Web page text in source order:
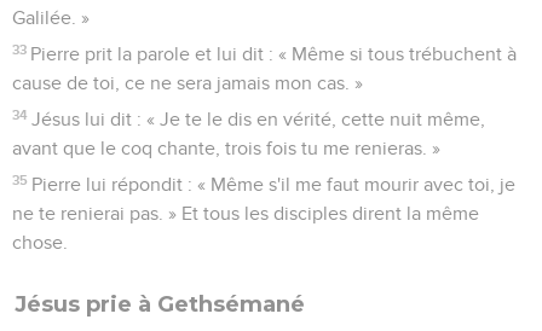
Galilée. »
33 Pierre prit la parole et lui dit : « Même si tous trébuchent à
cause de toi, ce ne sera jamais mon cas. »
34 Jésus lui dit : « Je te le dis en vérité, cette nuit même,
avant que le coq chante, trois fois tu me renieras. »
35 Pierre lui répondit : « Même s'il me faut mourir avec toi, je
ne te renierai pas. » Et tous les disciples dirent la même
chose.
Jésus prie à Gethsémané